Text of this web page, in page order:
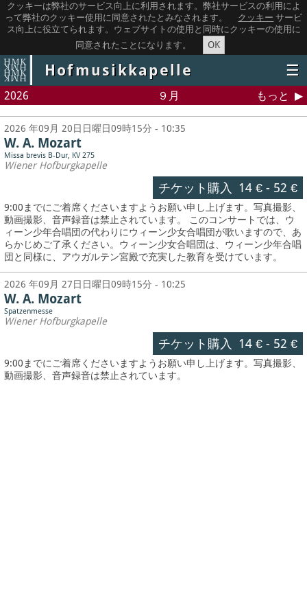
クッキーは弊社のサービス向上に利用されます。弊社サービスの利用によ
って弊社のクッキー使用に同意されたとみなされます。
クッキー サービ
ス向上に役立てられます。ウェブサイトの使用と同時にクッキーの使用に
同意されたことになります。
OK
Hofmusikkapelle ☰
2026 ９月 もっと
2026 年09月 20日日曜日09時15分 - 10:35
W. A. Mozart
Missa brevis B-Dur, KV 275
Wiener Hofburgkapelle
チケット購入 14 €- 52 €
9:00までにご着席くださいますようお願い申し上げます。写真撮影、
動画撮影、音声録音は禁止されています。 このコンサートでは、ウ
ィーン少年合唱団の代わりにウィーン少女合唱団が歌いますので、あ
らかじめご了承ください。ウィーン少女合唱団は、ウィーン少年合唱
団と同様に、アウガルテン宮殿で充実した教育を受けています。
2026 年09月 27日日曜日09時15分 - 10:25
W. A. Mozart
Spatzenmesse
Wiener Hofburgkapelle
チケット購入 14 €- 52 €
9:00までにご着席くださいますようお願い申し上げます。写真撮影、
動画撮影、音声録音は禁止されています。